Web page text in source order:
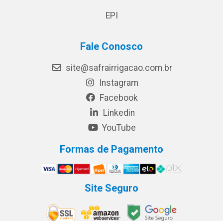
EPI
Fale Conosco
site@safrairrigacao.com.br
Instagram
Facebook
Linkedin
YouTube
Formas de Pagamento
Site Seguro